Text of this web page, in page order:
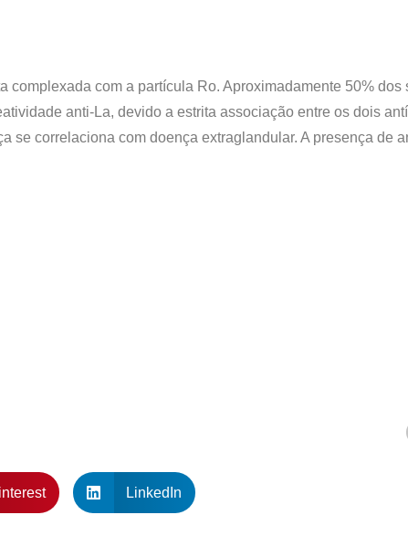
complexada com a partícula Ro. Aproximadamente 50%
anti-La, devido a estrita associação entre os dois
se correlaciona com doença extraglandular. A presença de
LinkedIn